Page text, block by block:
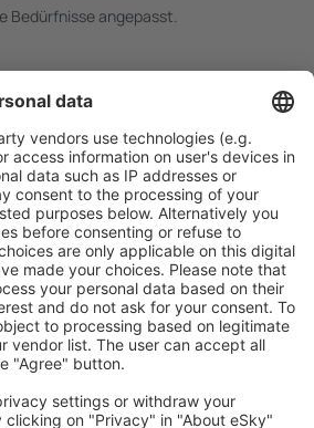
Bedürfnisse angepasst.
mit einer kostenlosen
und Spezialangebote für eingeloggte
Sie mögen
1,3 Millionen Unterkünften: Hotels,
und andere.